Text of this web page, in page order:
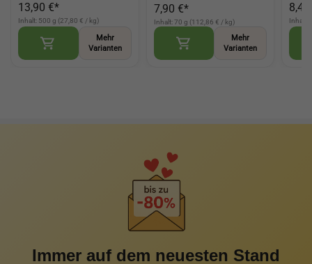
aromatische Würze mit
Bärlauch (Wild Garlic Salt)
13,90 €*
Inhalt: 500 g (27,80 € / kg)
Mehr
Varianten
(Lemon Pepper Ground)
7,90 €*
Inhalt: 70 g (112,86 € / kg)
Mehr
Varianten
S
Inhalt:
Immer auf dem neuesten Stand